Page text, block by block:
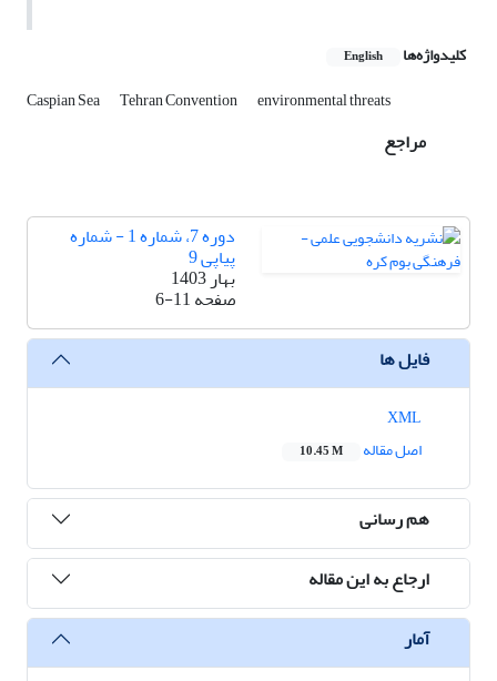
کلیدواژه‌ها English
Caspian Sea Tehran Convention environmental threats
مراجع
دوره 7، شماره 1 - شماره
پیاپی 9
بهار 1403
صفحه6-11
فایل ها
اصل مقاله
10.45 M
هم رسانی
ارجاع به این مقاله
آمار